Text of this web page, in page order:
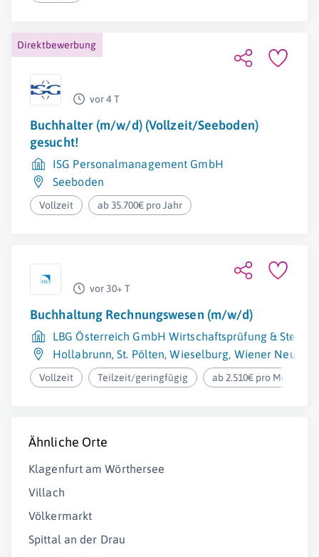
Direktbewerbung
vor 4 T
Buchhalter (m/w/d) (Vollzeit/Seeboden)
gesucht!
ISG Personalmanagement GmbH
Seeboden
Vollzeit ab 35.700€ pro Jahr
vor 30+ T
Buchhaltung Rechnungswesen (m/w/d)
LBG Österreich GmbH Wirtschaftsprüfung &
Hollabrunn,St. Pölten,Wieselburg, Wiener
Vollzeit Teilzeit/geringfügig ab 2.510€ pro Monat
Ähnliche Orte
Klagenfurt am Wörthersee
Villach
Völkermarkt
Spittal an der Drau